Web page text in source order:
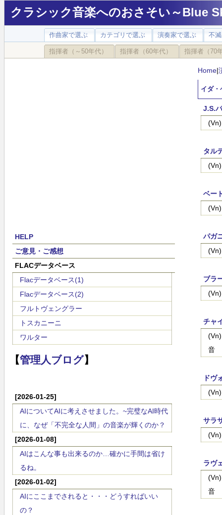
クラシック音楽へのおさそい～Blue
作曲家で選ぶ カテゴリで選ぶ 演奏家で選ぶ 不
指揮者（～50年代） 指揮者（60年代） 指揮者（70
HELP
ご意見・ご感想
FLACデータベース
Flacデータベース(1)
Flacデータベース(2)
フルトヴェングラー
トスカニーニ
ワルター
【管理人ブログ】
[2026-01-25]
AIについてAIに考えさせました。~完璧なAI時代
に、なぜ「不完全な人間」の音楽が輝くのか？
[2026-01-08]
AIはこんな事も出来るのか…確かに手間は省け
るね。
[2026-01-02]
AIにここまでされると・・・どうすればいい
の？
Home|
イダ・
J.S.
タル
ベー
パガ
ブラ
チャ
音
ドヴ
サラ
ラヴ
音